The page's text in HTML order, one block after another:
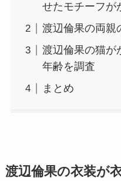
せたモチーフが
渡辺倫果の両親
渡辺倫果の猫が
年齢を調査
まとめ
渡辺倫果の衣装が